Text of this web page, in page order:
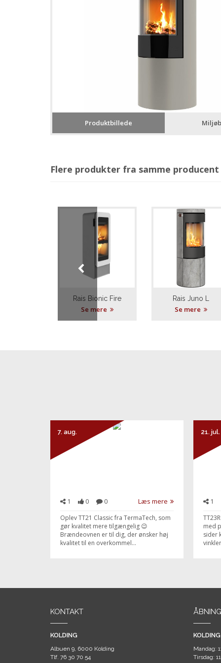
Produktbillede
Flere produkter fra samme producent
Rais Bionic Fire
Se mere
Rais Juno L
Se mere
7. aug.
1 0 0 Læs mere
Oplev TT21 Classic fra TermaTech, som
gør kvalitet mere tilgængelig 😉
Brændeovnen er til dig, der ønsker høj
kvalitet til en overkommel...
21. jul.
1
med
sider
KONTAKT
KOLDING
Albuen 9, 6000 Kolding
Tlf. 76 30 70 54
KOLDING
Mandag:
Tirsdag: